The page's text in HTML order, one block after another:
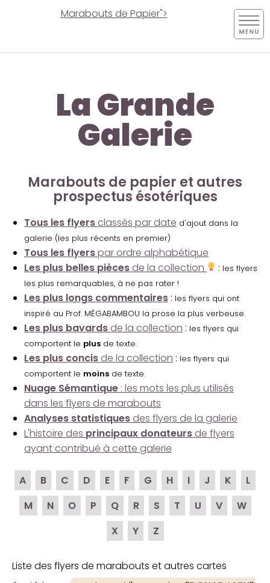
Marabouts de Papier">
La Grande
Galerie
Marabouts de papier et autres
prospectus ésotériques
Tous les flyers classés par date d'ajout dans la
galerie (les plus récents en premier)
Tous les flyerspar ordre alphabétique
Les plus belles pièces de la collection : les flyers
les plus remarquables, à ne pas rater !
Les plus longs commentaires : les flyers qui ont
inspiré au Prof. MÉGABAMBOU la prose la plus verbeuse.
Les plus bavards de la collection : les flyers qui
comportent le plus de texte.
Les plus concis de la collection : les flyers qui
comportent le moins de texte.
Nuage Sémantique : les mots les plus utilisés
dans les flyers de marabouts
Analyses statistiques des flyers de la galerie
L'histoire des principaux donateurs de flyers
ayant contribué à cette galerie
A B C D E F G H I J K
L
M
N O P Q R S T U V
W
X
Y Z
Liste des flyers de marabouts et autres cartes